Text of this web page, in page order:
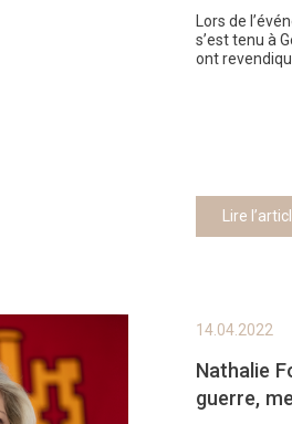
Lors de
s’est tenu à
ont
Lire
14.04.2022
Nathalie
guerre,